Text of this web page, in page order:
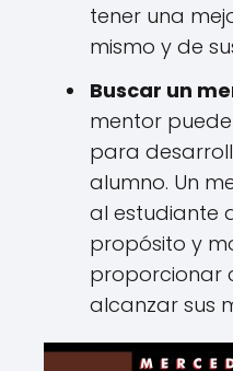
tener una
mismo y de
Buscar un
mentor
para
alumno. Un
al estudiante
propósito y
proporcionar
alcanzar sus